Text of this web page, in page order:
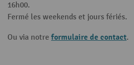
16h00.
Fermé les weekends et jours fériés.
Ou via notre formulaire de contact.